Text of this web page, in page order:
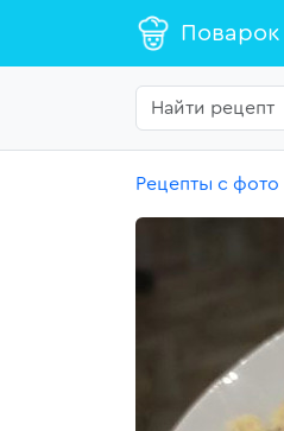
Поварок
Рецепты с фото